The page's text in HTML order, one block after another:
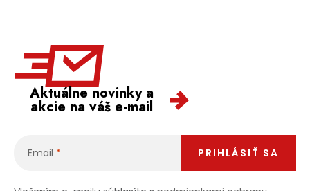
Aktuálne novinky a
akcie na váš e-mail
Email PRIHLÁSIŤ SA